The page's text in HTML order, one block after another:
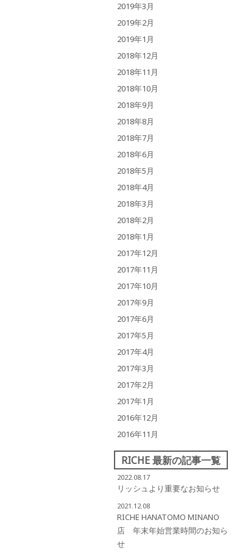
2019年3月
2019年2月
2019年1月
2018年12月
2018年11月
2018年10月
2018年9月
2018年8月
2018年7月
2018年6月
2018年5月
2018年4月
2018年3月
2018年2月
2018年1月
2017年12月
2017年11月
2017年10月
2017年9月
2017年6月
2017年5月
2017年4月
2017年3月
2017年2月
2017年1月
2016年12月
2016年11月
RICHE 最新の記事一覧
2022.08.17
リッシュより重要なお知らせ
2021.12.08
RICHE HANATOMO MINANO
店 年末年始営業時間のお知ら
せ